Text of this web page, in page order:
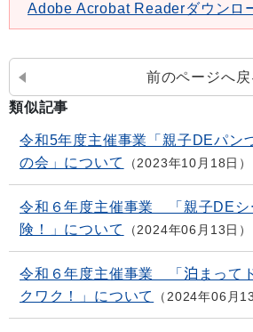
Adobe Acrobat Readerダウンロ
前のページへ戻
類似記事
令和5年度主催事業「親子DEパン
の会」について
2023年10月18日
令和６年度主催事業 「親子DEシ
険！」について
2024年06月13日
令和６年度主催事業 「泊まって
クワク！」について
2024年06月